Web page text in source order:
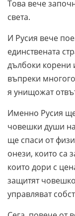
Това вече
света.
И Русия вече
единствената
дълбоки корени
въпреки
я унищожат
Именно Русия
човешки души на
ще спаси от
онези, които са
които дори с
защитят
управляват